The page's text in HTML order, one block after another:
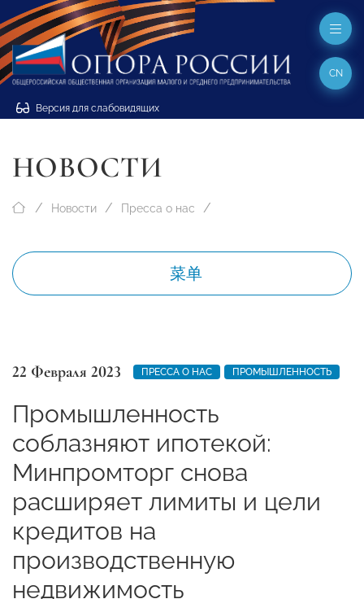
Версия для слабовидящих
CN
НОВОСТИ
Новости Пресса о нас
菜单
22 Февраля 2023 ПРЕССА О НАС ПРОМЫШЛЕННОСТЬ
Промышленность
соблазняют ипотекой:
Минпромторг снова
расширяет лимиты и цели
кредитов на
производственную
недвижимость